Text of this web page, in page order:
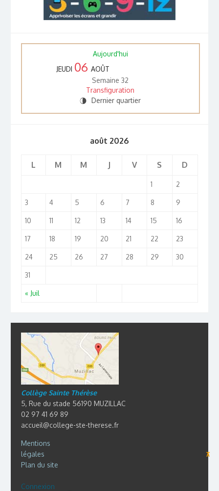
Aujourd'hui
JEUDI 06 AOÛT
Semaine 32
Transfiguration
U Dernier quartier
août 2026
L M M J V S D
« Juil
1 2
3 4 5 6 7 8 9
10 11 12 13 14 15 16
17 18 19 20 21 22 23
24 25 26 27 28 29 30
31
Collège Sainte Thérèse
5, Rue du stade 56190 MUZILLAC
02 97 41 69 89
accueil@college-ste-therese.fr
Mentions
légales
⊼
Plan du site
Connexion